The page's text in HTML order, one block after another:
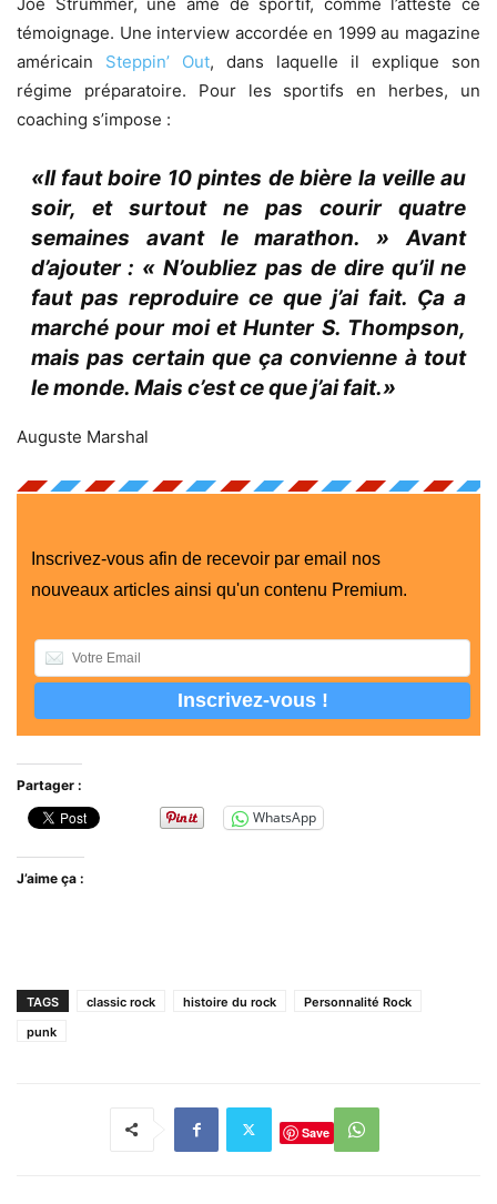
témoignage. Une interview accordée en 1999 au magazine
américain Steppin’ Out, dans laquelle il explique son
régime préparatoire. Pour les sportifs en herbes, un
coaching s’impose :
«Il faut boire 10 pintes de bière la veille au
soir, et surtout ne pas courir quatre
semaines avant le marathon. » Avant
d’ajouter : « N’oubliez pas de dire qu’il ne
faut pas reproduire ce que j’ai fait. Ça a
marché pour moi et Hunter S. Thompson,
mais pas certain que ça convienne à tout
le monde. Mais c’est ce que j’ai fait.»
Auguste Marshal
Inscrivez-vous afin de recevoir par email nos
nouveaux articles ainsi qu'un contenu Premium.
Partager :
WhatsApp
J’aime ça :
TAGS classic rock histoire du rock
Personnalité Rock
punk
Save